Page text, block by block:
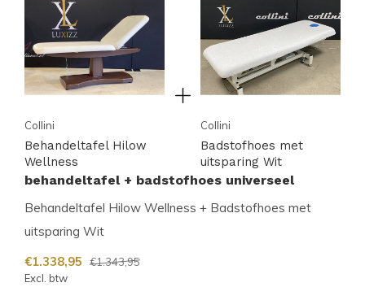
Collini
Behandeltafel Hilow
Wellness
Collini
Badstofhoes met
uitsparing Wit
behandeltafel + badstofhoes universeel
Behandeltafel Hilow Wellness + Badstofhoes met
uitsparing Wit
€1.338,95
€1.343,95
Excl. btw